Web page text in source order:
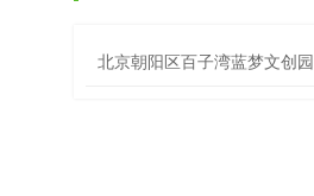
北京朝阳区百子湾蓝梦文创园